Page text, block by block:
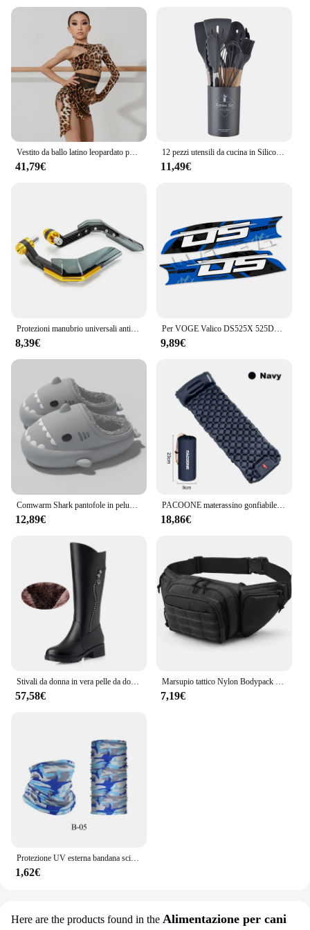
Vestito da ballo latino leopardato per ragazze Costume da spettacolo monospalla Cha Cha Samba abbigliamento da allenamento per bambini vestito latino DNV17198
41,79€
12 pezzi utensili da cucina in Silicone pentole antiaderenti Set di utensili da cucina spatola pala fruste per uova manico in legno Set di utensili da cucina
11,49€
Protezioni manubrio universali antivento da 7/8 "per moto Scooter Mountain E-Bike protezione leva freno con rinforzo in alluminio
8,39€
Per VOGE Valico DS525X 525DSX DSX525 525 DSX moto Swingarm Sticker albero rotante braccio oscillante decalcomanie di protezione impermeabile
9,89€
Comwarm Shark pantofole in peluche per donna uomo autunno e inverno pantofola in cotone caldo cartone animato antiscivolo scarpe da casa impermeabili all'aperto
12,89€
PACOONE materassino gonfiabile da campeggio all'aperto con cuscini materassino gonfiabile ultraleggero pompa di gonfiaggio incorporata escursionismo da viaggio
18,86€
Stivali da donna in vera pelle da donna WOIZGIC piattaforma in lana di neve pelliccia di peluche inverno caldo cerniera con tacco medio Plus Size 42 43
57,58€
Marsupio tattico Nylon Bodypack escursionismo custodia per telefono sport all'aria aperta Armygreen uomini caccia arrampicata cintura da campeggio Cs borse softair
7,19€
Protezione UV esterna bandana sciarpa scaldacollo pesca multifunzionale escursionismo ciclismo viso copricapo copricapo Bandana
1,62€
Here are the products found in the Alimentazione per cani